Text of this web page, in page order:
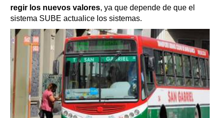
regir los nuevos valores, ya que depende de que el
sistema SUBE actualice los sistemas.